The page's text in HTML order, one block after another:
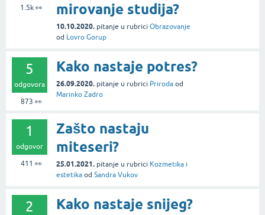
1.5k👀
mirovanje studija?
10.10.2020. pitanje u rubrici Obrazovanje
od Lovro Gorup
5
odgovora
873 👀
Kako nastaje potres?
26.09.2020. pitanje u rubrici Priroda od
Marinko Zadro
1
odgovor
411 👀
Zašto nastaju
miteseri?
25.01.2021. pitanje u rubrici Kozmetika i
estetika od Sandra Vukov
2 Kako nastaje snijeg?